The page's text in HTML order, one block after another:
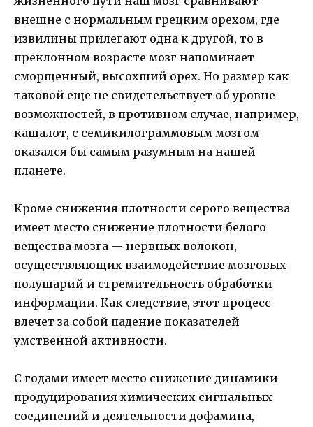
внешне с нормальным грецким орехом, где
извилины прилегают одна к другой, то в
преклонном возрасте мозг напоминает
сморщенный, высохший орех. Но размер как
таковой еще не свидетельствует об уровне
возможностей, в противном случае, например,
кашалот, с семикилограммовым мозгом
оказался бы самым разумным на нашей
планете.
Кроме снижения плотности серого вещества
имеет место снижение плотности белого
вещества мозга — нервных волокон,
осуществляющих взаимодействие мозговых
полушарий и стремительность обработки
информации. Как следствие, этот процесс
влечет за собой падение показателей
умственной активности.
С годами имеет место снижение динамики
продуцирования химических сигнальных
соединений и деятельности дофамина,